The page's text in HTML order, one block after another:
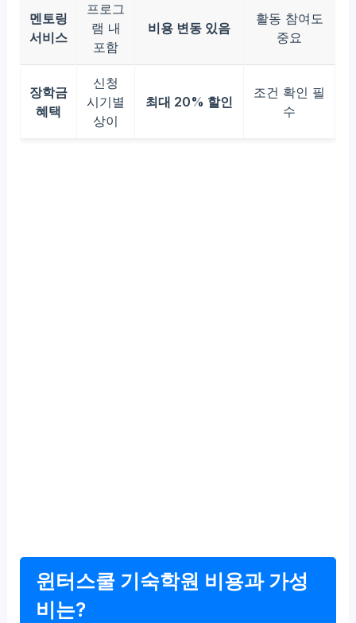
멘토링
서비스
프로그
램 내
포함
비용 변동 있음
활동 참여도
중요
장학금
혜택
신청
시기별
상이
최대 20% 할인
조건 확인 필
수
윈터스쿨 기숙학원 비용과 가성
비는?